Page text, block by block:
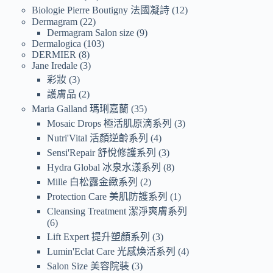
Biologie Pierre Boutigny 法國凝詩 12
Dermagram 22
Dermagram Salon size 9
Dermalogica
103
DERMIER
8
Jane Iredale 3
彩妝 3
護膚品
2
Maria Galland 瑪琍嘉蘭 35
Mosaic Drops 極活肌原滴系列
3
Nutri'Vital 活顏逆齡系列
4
Sensi'Repair 舒悅修護系列
3
Hydra Global 冰泉水漾系列
8
Mille 白松露金緻系列
2
Protection Care 美肌防護系列
1
Cleansing Treatment 潔淨爽膚系列
6
Lift Expert 提升塑顏系列
3
Lumin'Eclat Care 光感煥活系列
4
Salon Size 美容院裝 3